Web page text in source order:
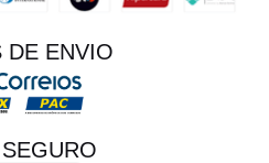
DE ENVIO